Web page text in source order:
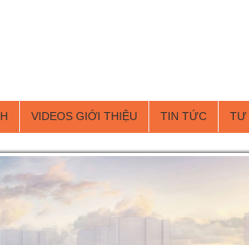
VIDEOS GIỚI THIỆU TIN TỨC TƯ